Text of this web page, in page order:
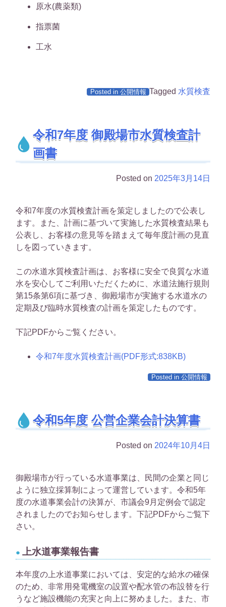
原水(農薬類)
指票菌
工水
Posted in 公開情報 Tagged 水質検査
令和7年度 御殿場市水質検査計
画書
Posted on 2025年3月14日
令和7年度の水質検査計画を策定しましたので公表し
ます。また、計画に基づいて実施した水質検査結果も
公表し、お客様の意見等を踏まえて毎年度計画の見直
しを図っていきます。
この水道水質検査計画は、お客様に安全で良質な水道
水を安心してご利用いただくために、水道法施行規則
第15条第6項に基づき、御殿場市が実施する水道水の
定期及び臨時水質検査の計画を策定したものです。
下記PDFからご覧ください。
令和7年度水質検査計画(PDF形式:838KB)
Posted in 公開情報
令和5年度 公営企業会計決算書
Posted on 2024年10月4日
御殿場市が行っている水道事業は、民間の企業と同じ
ように独立採算制によって運営しています。令和5年
度の水道事業会計の決算が、市議会9月定例会で認定
されましたのでお知らせします。下記PDFからご覧下
さい。
上水道事業報告書
本年度の上水道事業においては、安定的な給水の確保
のため、非常用発電機室の設置や配水管の布設替を行
うなど施設機能の充実と向上に努めました。また、市